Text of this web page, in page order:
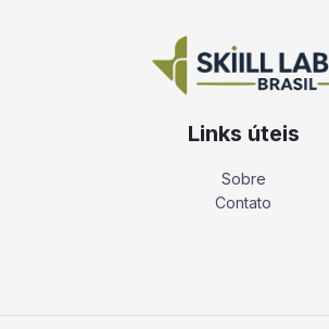
Links úteis
Sobre
Contato